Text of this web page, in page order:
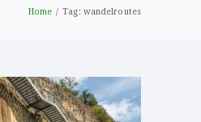
Home Tag: wandelroutes